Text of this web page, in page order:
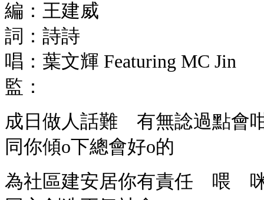
編：王建威
詞：詩詩
唱： 葉文輝 Featuring MC Jin
監：
成日做人話難 有無諗過點會
同你傾o下總會好o的
為社區建安居你有責任 喂